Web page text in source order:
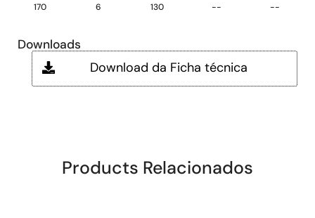
170 6 130 -- --
Downloads
Download da Ficha técnica
Products Relacionados